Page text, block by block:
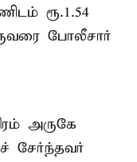
ரூ.1.54
போலீசார்
அருகே
சேர்ந்தவர்